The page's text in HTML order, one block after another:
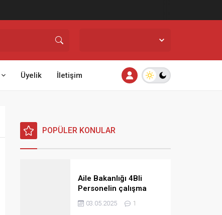
Üyelik İletişim
POPÜLER KONULAR
Aile Bakanlığı 4Bli
Personelin çalışma
saatlerine ilişkin görüş
ve talimat yayınladı
03.05.2025 1